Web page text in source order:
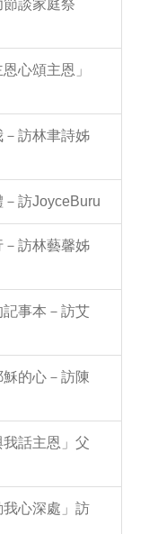
談家庭祭
心頌主恩」
訪林聿詩姊
訪JoyceBuru
訪林藝馨姊
事本－訪艾
的心－訪陳
話主恩」父
心深處」訪